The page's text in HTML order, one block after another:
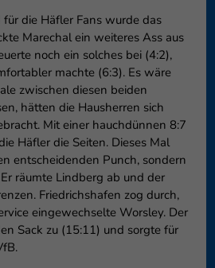
die Häfler Fans wurde das
Marechal ein weiteres Ass aus
noch ein solches bei (4:2),
machte (6:3). Es wäre
zwischen diesen beiden
hätten die Hausherren sich
Mit einer hauchdünnen 8:7
Häfler die Seiten. Dieses Mal
entscheidenden Punch, sondern
räumte Lindberg ab und der
Friedrichshafen zog durch,
eingewechselte Worsley. Der
Sack zu (15:11) und sorgte für